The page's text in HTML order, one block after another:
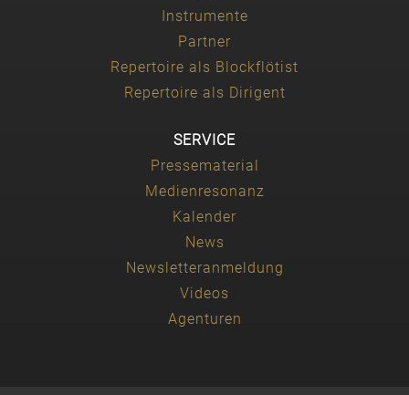
Instrumente
Partner
Repertoire als Blockflötist
Repertoire als Dirigent
SERVICE
Pressematerial
Medienresonanz
Kalender
News
Newsletteranmeldung
Videos
Agenturen